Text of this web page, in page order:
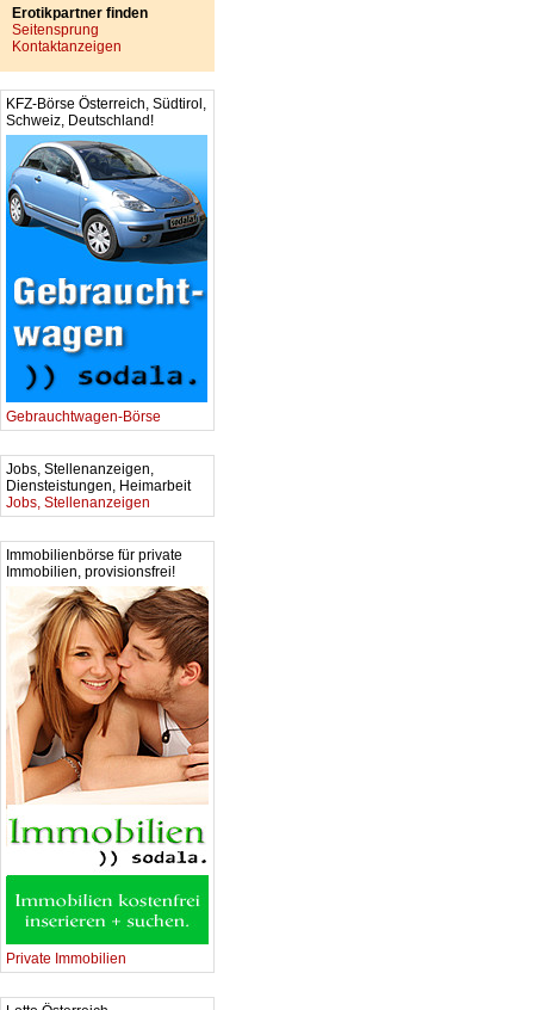
Erotikpartner finden
Seitensprung
Kontaktanzeigen
KFZ-Börse Österreich, Südtirol,
Schweiz, Deutschland!
Gebrauchtwagen-Börse
Jobs, Stellenanzeigen,
Diensteistungen, Heimarbeit
Jobs, Stellenanzeigen
Immobilienbörse für private
Immobilien, provisionsfrei!
Private Immobilien